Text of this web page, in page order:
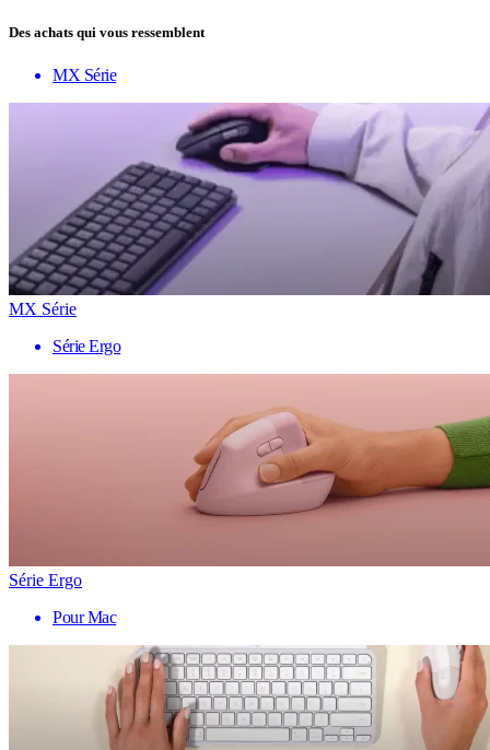
Des achats qui vous ressemblent
MX Série
MX Série
Série Ergo
Série Ergo
Pour Mac